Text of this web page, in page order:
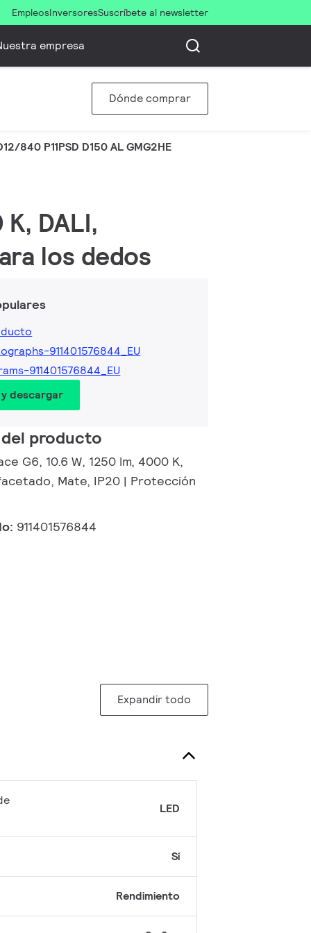
EmpleosInversoresSuscríbete al newsletter
empresa
Dónde comprar
840 P11PSD D150 AL GMG2HE
DALI,
los dedos
911401576844_EU
911401576844_EU
descargar
producto
G6, 10.6 W, 1250 lm, 4000 K,
Mate, IP20 | Protección
911401576844
Expandir todo
LED
Sí
Rendimiento